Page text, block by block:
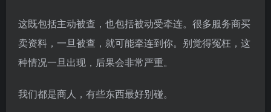
这既包括主动被查，也包括被动受牵连。很多服务商买
卖资料，一旦被查，就可能牵连到你。别觉得冤枉，这
种情况一旦出现，后果会非常严重。
我们都是商人，有些东西最好别碰。